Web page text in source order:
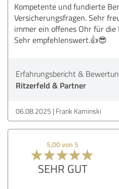
Kompetente und fundierte
Versicherungsfragen. Sehr
immer ein offenes Ohr für
Sehr empfehlenswert.👍😎
Erfahrungsbericht &
Ritzerfeld & Partner
06.08.2025 Frank Kaminski
5,00 von 5
SEHR GUT